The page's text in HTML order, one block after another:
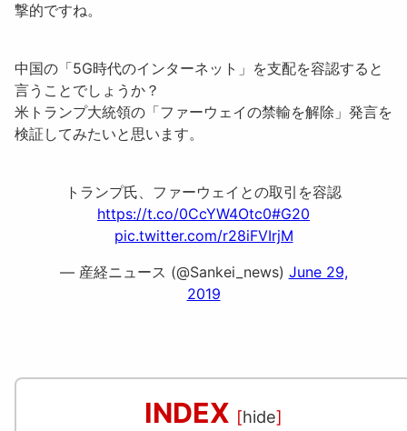
撃的ですね。
中国の「5G時代のインターネット 」を支配を容認すると
言うことでしょうか？
米トランプ大統領の「ファーウェイの禁輸を解除 」発言を
検証してみたいと思います。
トランプ氏、ファーウェイとの取引を容認
https://t.co/0CcYW4Otc0#G20
pic.twitter.com/r28iFVIrjM
— 産経ニュース (@Sankei_news) June 29,
2019
INDEX [hide]